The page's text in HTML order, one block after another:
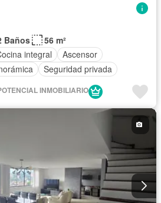
Baños
56 m²
integral
Ascensor
Seguridad privada
INMOBILIARIO